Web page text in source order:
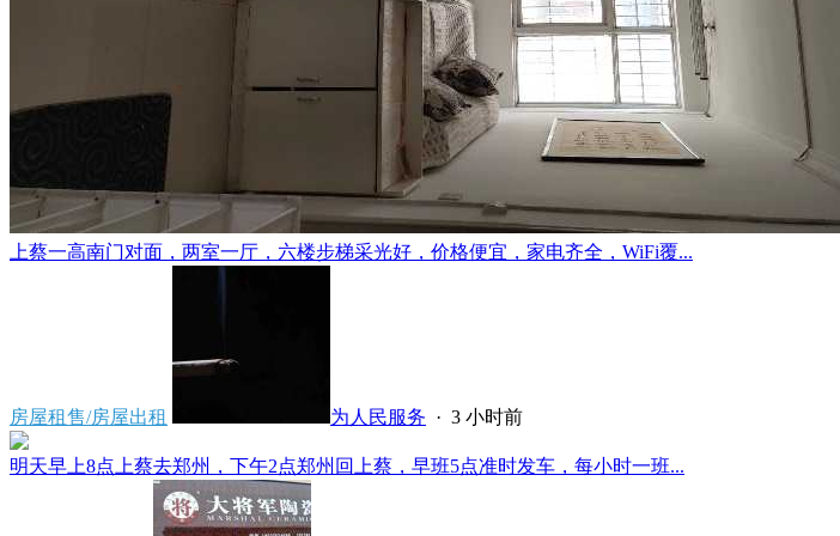
上蔡一高南门对面，两室一厅，六楼步梯采光好，价格便宜，家电齐全，WiFi覆...
房屋租售/房屋出租 为人民服务 · 3 小时前
明天早上8点上蔡去郑州，下午2点郑州回上蔡，早班5点准时发车，每小时一班...